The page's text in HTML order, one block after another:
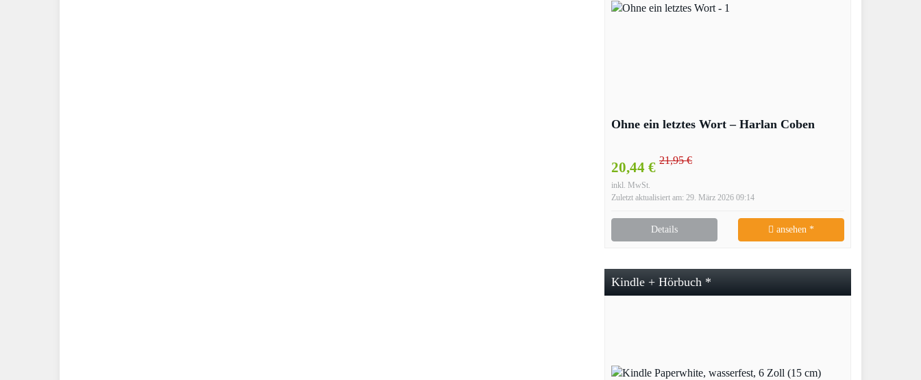
Ohne ein letztes Wort – Harlan Coben
20,44 € 21,95 €
inkl. MwSt.
Zuletzt aktualisiert am: 29. März 2026 09:14
Details ansehen *
Kindle + Hörbuch *